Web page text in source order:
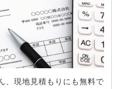
、現地見積もりにも無料で